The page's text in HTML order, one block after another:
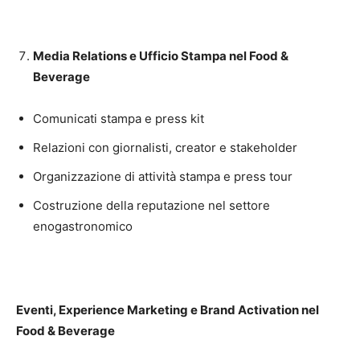
Media Relations e Ufficio Stampa nel Food &
Beverage
Comunicati stampa e press kit
Relazioni con giornalisti, creator e stakeholder
Organizzazione di attività stampa e press tour
Costruzione della reputazione nel settore
enogastronomico
Eventi, Experience Marketing e Brand Activation nel
Food & Beverage